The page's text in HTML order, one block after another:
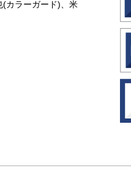
(カラーガード)、米